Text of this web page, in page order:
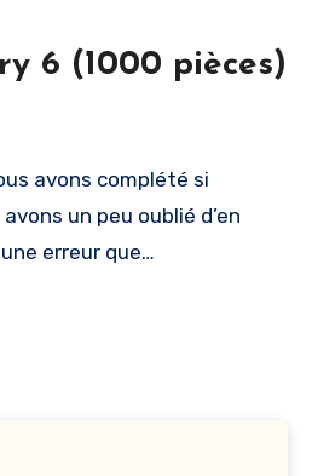
6 (1000 pièces)
un peu oublié d’en
erreur que…